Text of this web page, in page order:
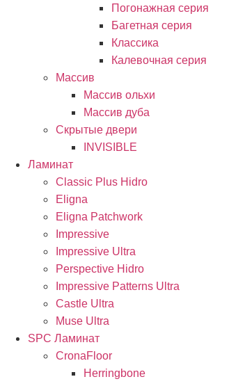
Погонажная серия
Багетная серия
Классика
Калевочная серия
Массив
Массив ольхи
Массив дуба
Скрытые двери
INVISIBLE
Ламинат
Classic Plus Hidro
Eligna
Eligna Patchwork
Impressive
Impressive Ultra
Perspective Hidro
Impressive Patterns Ultra
Castle Ultra
Muse Ultra
SPC Ламинат
CronaFloor
Herringbone